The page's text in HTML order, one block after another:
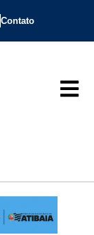
Contato